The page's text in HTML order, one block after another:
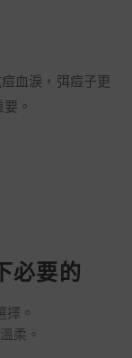
血淚，弭痘子更
。
必要的
擇。
柔。